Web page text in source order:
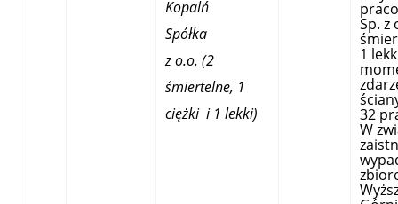
Kopalń
Spółka
z o.o. (2
śmiertelne, 1
ciężki i 1 lekki)
Sp. z
1
32
W